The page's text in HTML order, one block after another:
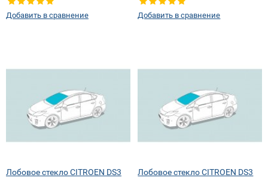
Добавить в сравнение
Тип стекла:Заднее стекло
Добавить в сравнение
Лобовое стекло CITROEN DS3 Лобовое стекло CITROEN DS3